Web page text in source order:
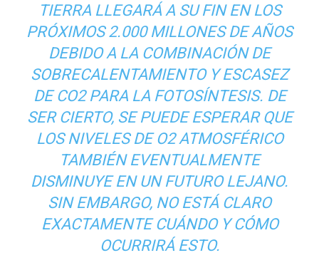
TIERRA LLEGARÁ A SU FIN EN LOS
PRÓXIMOS 2.000 MILLONES DE AÑOS
DEBIDO A LA COMBINACIÓN DE
SOBRECALENTAMIENTO Y ESCASEZ
DE CO2 PARA LA FOTOSÍNTESIS. DE
SER CIERTO, SE PUEDE ESPERAR QUE
LOS NIVELES DE O2 ATMOSFÉRICO
TAMBIÉN EVENTUALMENTE
DISMINUYE EN UN FUTURO LEJANO.
SIN EMBARGO, NO ESTÁ CLARO
EXACTAMENTE CUÁNDO Y CÓMO
OCURRIRÁ ESTO.